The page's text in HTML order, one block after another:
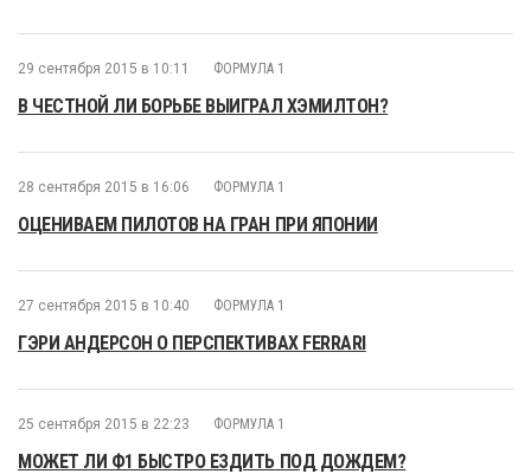
29 сентября 2015 в 10:11 ФОРМУЛА 1
В ЧЕСТНОЙ ЛИ БОРЬБЕ ВЫИГРАЛ ХЭМИЛТОН?
28 сентября 2015 в 16:06 ФОРМУЛА 1
ОЦЕНИВАЕМ ПИЛОТОВ НА ГРАН ПРИ ЯПОНИИ
27 сентября 2015 в 10:40 ФОРМУЛА 1
ГЭРИ АНДЕРСОН О ПЕРСПЕКТИВАХ FERRARI
25 сентября 2015 в 22:23 ФОРМУЛА 1
МОЖЕТ ЛИ Ф1 БЫСТРО ЕЗДИТЬ ПОД ДОЖДЕМ?